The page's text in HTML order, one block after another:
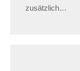
zusätzlich…